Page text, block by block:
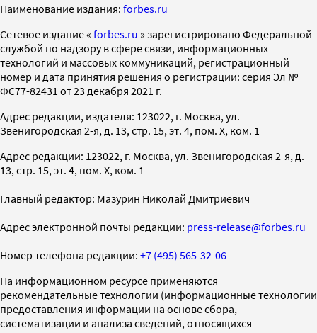
Наименование издания: forbes.ru
Cетевое издание « forbes.ru » зарегистрировано Федеральной
службой по надзору в сфере связи, информационных
технологий и массовых коммуникаций, регистрационный
номер и дата принятия решения о регистрации: серия Эл №
ФС77-82431 от 23 декабря 2021 г.
Адрес редакции, издателя: 123022, г. Москва, ул.
Звенигородская 2-я, д. 13, стр. 15, эт. 4, пом. X, ком. 1
Адрес редакции: 123022, г. Москва, ул. Звенигородская 2-я, д.
13, стр. 15, эт. 4, пом. X, ком. 1
Главный редактор: Мазурин Николай Дмитриевич
Адрес электронной почты редакции: press-release@forbes.ru
Номер телефона редакции: +7 (495) 565-32-06
На информационном ресурсе применяются
рекомендательные технологии (информационные технологии
предоставления информации на основе сбора,
систематизации и анализа сведений, относящихся